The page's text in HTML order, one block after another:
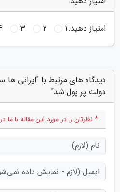
امتیاز دهید:1
2
3
دیدگاه های مرتبط با "ایرانی
دولت پر پول شد"
* نظرتان را در مورد این مقاله با ما